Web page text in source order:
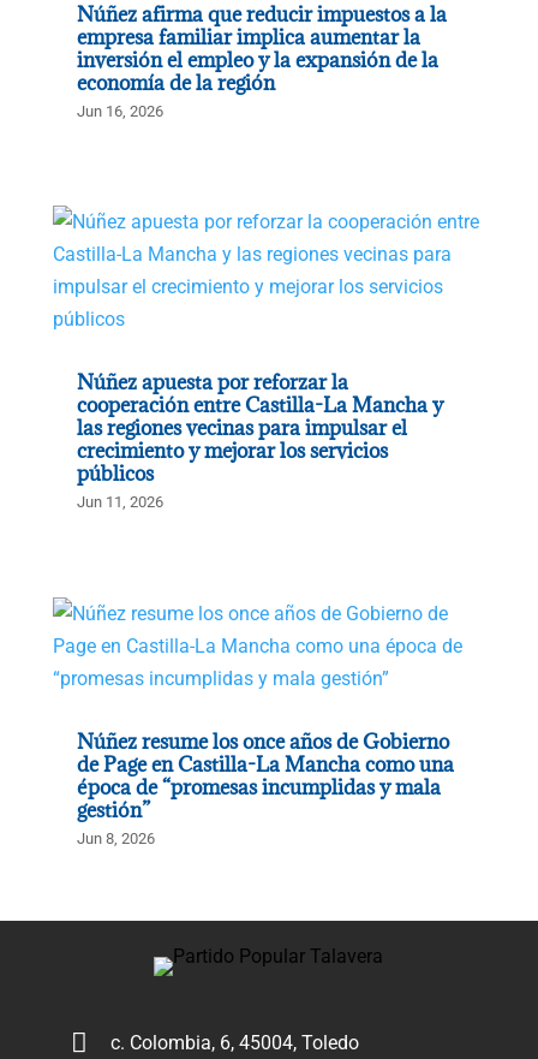
Núñez afirma que reducir impuestos a la
empresa familiar implica aumentar la
inversión el empleo y la expansión de la
economía de la región
Jun 16, 2026
Núñez apuesta por reforzar la
cooperación entre Castilla-La Mancha y
las regiones vecinas para impulsar el
crecimiento y mejorar los servicios
públicos
Jun 11, 2026
Núñez resume los once años de Gobierno
de Page en Castilla-La Mancha como una
época de “promesas incumplidas y mala
gestión”
Jun 8, 2026
 c. Colombia, 6, 45004, Toledo